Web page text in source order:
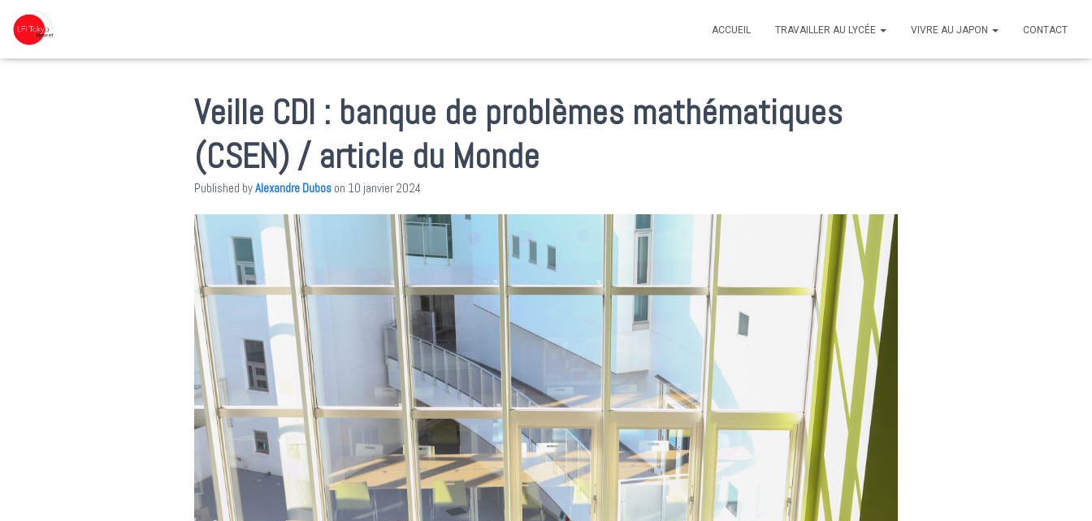
ACCUEIL TRAVAILLER AU LYCÉE VIVRE AU JAPON CONTACT
Veille CDI : banque de problèmes mathématiques
(CSEN) / article du Monde
Published byAlexandre Dubos on 10 janvier 2024